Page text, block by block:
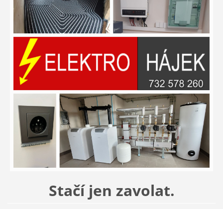
Stačí jen zavolat.